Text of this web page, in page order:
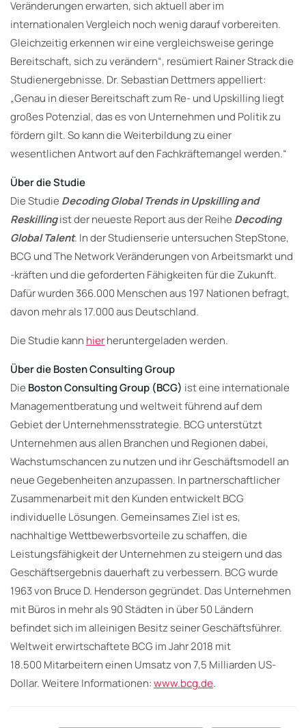
Veränderungen erwarten, sich aktuell aber im
internationalen Vergleich noch wenig darauf vorbereiten.
Gleichzeitig erkennen wir eine vergleichsweise geringe
Bereitschaft, sich zu verändern“, resümiert Rainer Strack die
Studienergebnisse. Dr. Sebastian Dettmers appelliert:
„Genau in dieser Bereitschaft zum Re- und Upskilling liegt
großes Potenzial, das es von Unternehmen und Politik zu
fördern gilt. So kann die Weiterbildung zu einer
wesentlichen Antwort auf den Fachkräftemangel werden.“
Über die Studie
Die Studie Decoding Global Trends in Upskilling and
Reskillingist der neueste Report aus der Reihe Decoding
Global Talent. In der Studienserie untersuchen StepStone,
BCG und The Network Veränderungen von Arbeitsmarkt und
-kräften und die geforderten Fähigkeiten für die Zukunft.
Dafür wurden 366.000 Menschen aus 197 Nationen befragt,
davon mehr als 17.000 aus Deutschland.
Die Studie kann hierheruntergeladen werden.
Über die Bosten Consulting Group
Die Boston Consulting Group (BCG) ist eine internationale
Management­beratung und weltweit führend auf dem
Gebiet der Unternehmensstrategie. BCG unterstützt
Unternehmen aus allen Branchen und Regionen dabei,
Wachs­tumschancen zu nutzen und ihr Geschäftsmodell an
neue Gegebenheiten anzu­passen. In partnerschaftlicher
Zusammenarbeit mit den Kunden entwickelt BCG
individuelle Lösungen. Gemeinsames Ziel ist es,
nachhaltige Wettbewerbs­vorteile zu schaffen, die
Leistungsfähigkeit der Unternehmen zu steigern und das
Geschäftsergebnis dauerhaft zu verbessern. BCG wurde
1963 von Bruce D. Henderson gegründet. Das Unternehmen
mit Büros in mehr als 90 Städten in über 50 Ländern
befindet sich im alleinigen Besitz seiner Geschäftsführer.
Weltweit erwirtschaftete BCG im Jahr 2018 mit
18.500 Mitarbeitern einen Umsatz von 7,5 Milliarden US-
Dollar. Weitere Informationen:www.bcg.de.